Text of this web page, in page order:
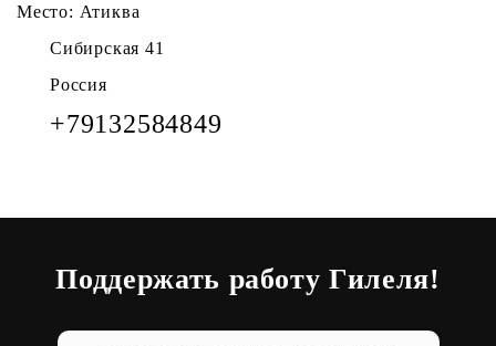
Место: Атиква
Сибирская 41
Россия
+79132584849
Поддержать работу Гилеля!